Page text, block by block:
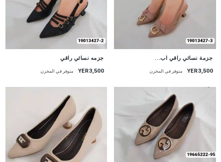
جزمة نسائي راقي اب...
YER3,500 متوفر في المخزن
جزمه نسائي راقي
YER3,500 متوفر في المخزن